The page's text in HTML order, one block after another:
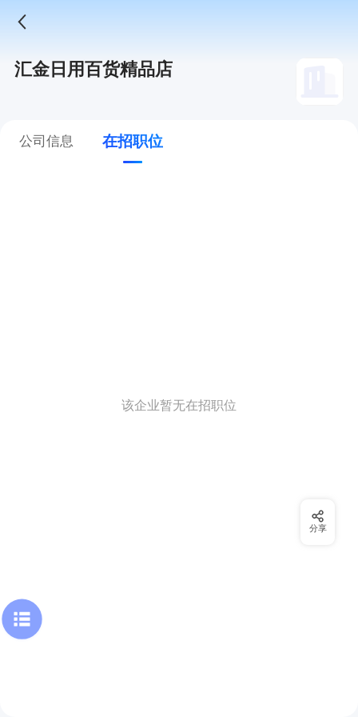
汇金日用百货精品店
公司信息 在招职位
该企业暂无在招职位
分享